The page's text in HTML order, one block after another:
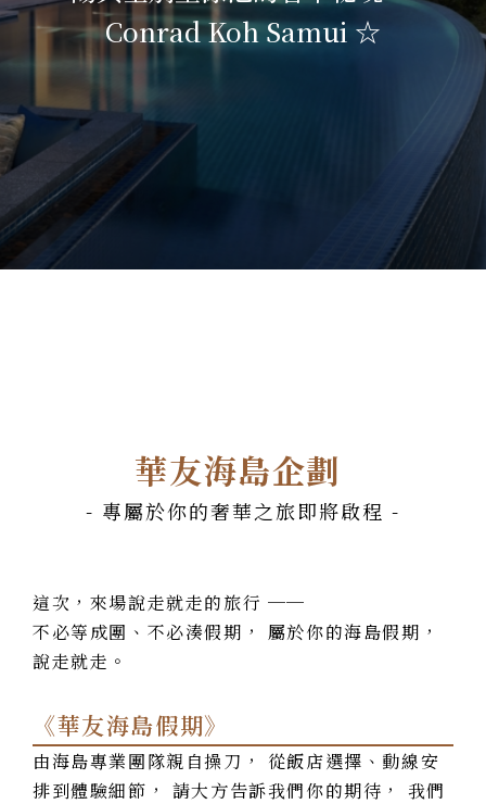
08聯絡我們
Conrad Koh Samui ☆
華友海島企劃
- 專屬於你的奢華之旅即將啟程 -
這次，來場說走就走的旅行 ──
不必等成團、不必湊假期， 屬於你的海島假期，
說走就走。
《華友海島假期》
由海島專業團隊親自操刀， 從飯店選擇、動線安
排到體驗細節， 請大方告訴我們你的期待， 我們